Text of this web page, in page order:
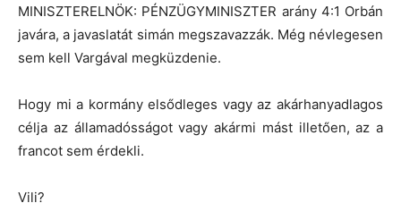
MINISZTERELNÖK: PÉNZÜGYMINISZTER arány 4:1 Orbán
javára, a javaslatát simán megszavazzák. Még névlegesen
sem kell Vargával megküzdenie.
Hogy mi a kormány elsődleges vagy az akárhanyadlagos
célja az államadósságot vagy akármi mást illetően, az a
francot sem érdekli.
Vili?